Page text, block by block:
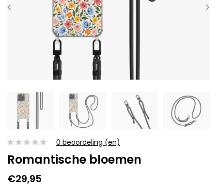
0 beoordeling (en)
Romantische bloemen
€29,95